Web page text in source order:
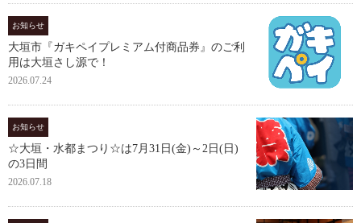
お知らせ
大垣市『ガキペイプレミアム付商品券』のご利
用は大垣さし源で！
2026.07.24
お知らせ
☆大垣・水都まつり☆は7月31日(金)～2日(日)
の3日間
2026.07.18